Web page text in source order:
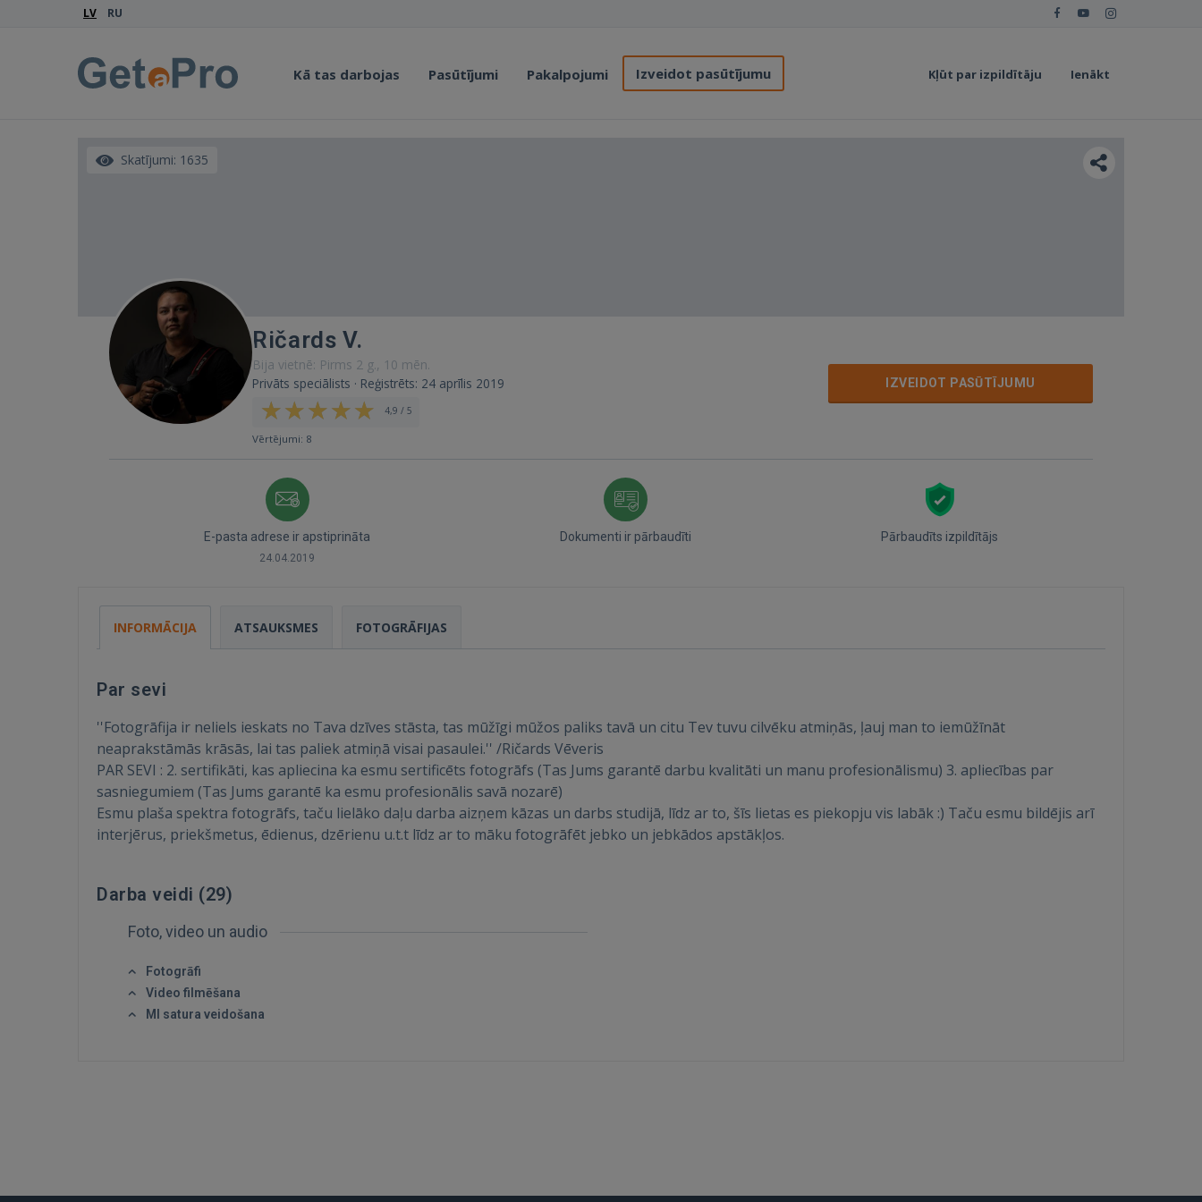
LV RU
Kā tas darbojas Pasūtījumi Pakalpojumi Izveidot pasūtījumu Kļūt par izpildītāju Ienākt
Aizmirsāt paroli? Atcerēties?
Skatījumi: 1635
Ričards V.
Bija vietnē: Pirms 2 g., 10 mēn.
Privāts speciālists · Reģistrēts: 24 aprīlis 2019
4,9 / 5
Vērtējumi: 8
IZVEIDOT PASŪTĪJUMU
E-pasta adrese ir apstiprināta
24.04.2019
Dokumenti ir pārbaudīti Pārbaudīts izpildītājs
INFORMĀCIJA ATSAUKSMES FOTOGRĀFIJAS
Par sevi
''Fotogrāfija ir neliels ieskats no Tava dzīves stāsta, tas mūžīgi mūžos paliks tavā un citu Tev tuvu cilvēku atmiņās, ļauj man to iemūžīnāt
neaprakstāmās krāsās, lai tas paliek atmiņā visai pasaulei.'' /Ričards Vēveris
PAR SEVI : 2. sertifikāti, kas apliecina ka esmu sertificēts fotogrāfs (Tas Jums garantē darbu kvalitāti un manu profesionālismu) 3. apliecības par
sasniegumiem (Tas Jums garantē ka esmu profesionālis savā nozarē)
Esmu plaša spektra fotogrāfs, taču lielāko daļu darba aizņem kāzas un darbs studijā, līdz ar to, šīs lietas es piekopju vis labāk :) Taču esmu bildējis arī
interjērus, priekšmetus, ēdienus, dzērienu u.t.t līdz ar to māku fotogrāfēt jebko un jebkādos apstākļos.
Darba veidi (29)
Foto, video un audio
Fotogrāfi
Video filmēšana
MI satura veidošana